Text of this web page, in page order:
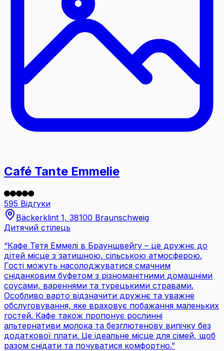
Café Tante Emmelie
595 Відгуки
Bäckerklint 1, 38100 Braunschweig
Дитячий стілець
“Кафе Тетя Еммелі в Брауншвейгу – це дружнє до
дітей місце з затишною, сільською атмосферою.
Гості можуть насолоджуватися смачним
сніданковим буфетом з різноманітними домашніми
соусами, вареннями та турецькими стравами.
Особливо варто відзначити дружнє та уважне
обслуговування, яке враховує побажання маленьких
гостей. Кафе також пропонує рослинні
альтернативи молока та безглютенову випічку без
додаткової плати. Це ідеальне місце для сімей, щоб
разом снідати та почуватися комфортно.”